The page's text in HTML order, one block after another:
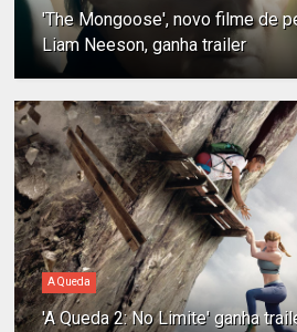
'The Mongoose', novo filme de
Liam Neeson, ganha trailer
A Queda
'A Queda 2: No Limite' ganha